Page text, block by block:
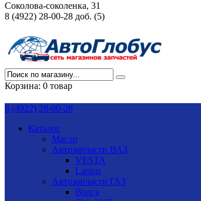
Соколова-соколенка, 31
8 (4922) 28-00-28 доб. (5)
Корзина: 0 товар
8 (4922) 28-00-28
Каталог
Масло
Автозапчасти ВАЗ
VESTA
Largus
Автозапчасти ГАЗ
Волга